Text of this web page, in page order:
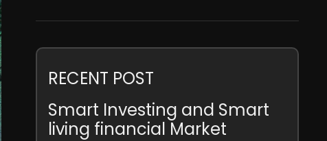
RECENT POST
Smart Investing and Smart
living financial Market